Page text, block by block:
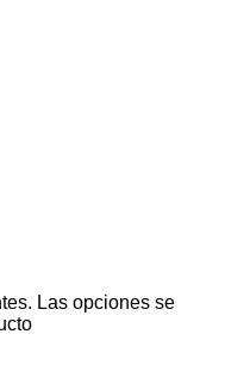
Las opciones se